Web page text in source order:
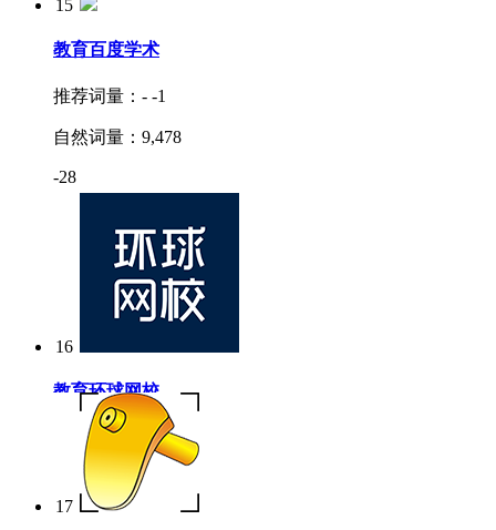
15
教育百度学术
推荐词量： - -1
自然词量： 9,478
-28
16
教育环球网校
推荐词量： 3
自然词量：9,083
8
17